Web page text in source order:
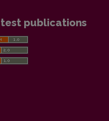
publications